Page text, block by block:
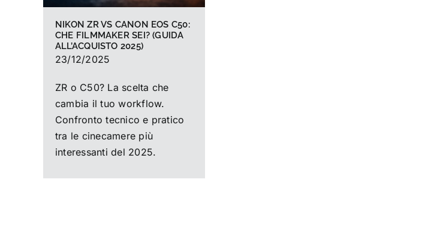
NIKON ZR VS CANON EOS C50:
CHE FILMMAKER SEI? (GUIDA
ALL’ACQUISTO 2025)
23/12/2025
ZR o C50? La scelta che
cambia il tuo workflow.
Confronto tecnico e pratico
tra le cinecamere più
interessanti del 2025.